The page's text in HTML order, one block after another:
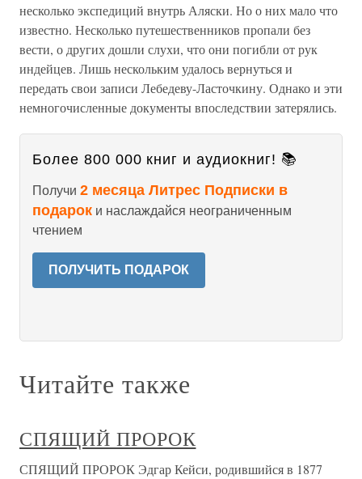
несколько экспедиций внутрь Аляски. Но о них мало что
известно. Несколько путешественников пропали без
вести, о других дошли слухи, что они погибли от рук
индейцев. Лишь нескольким удалось вернуться и
передать свои записи Лебедеву-Ласточкину. Однако и эти
немногочисленные документы впоследствии затерялись.
Более 800 000 книг и аудиокниг! 📚
Получи 2 месяца Литрес Подписки в
подарок и наслаждайся неограниченным
чтением
ПОЛУЧИТЬ ПОДАРОК
Читайте также
СПЯЩИЙ ПРОРОК
СПЯЩИЙ ПРОРОК Эдгар Кейси, родившийся в 1877